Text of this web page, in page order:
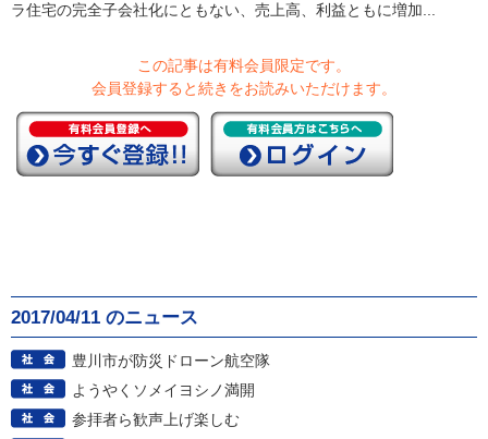
ラ住宅の完全子会社化にともない、売上高、利益ともに増加...
この記事は有料会員限定です。
会員登録すると続きをお読みいただけます。
2017/04/11 のニュース
豊川市が防災ドローン航空隊
ようやくソメイヨシノ満開
参拝者ら歓声上げ楽しむ